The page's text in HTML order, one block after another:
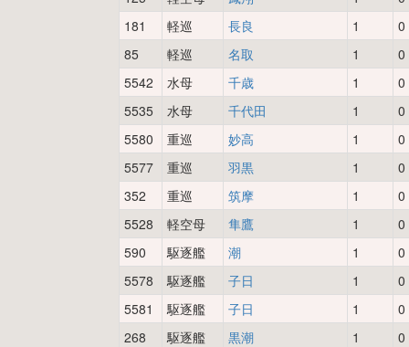
181
軽巡 長良 1
0
85
軽巡 名取 1
0
5542
水母 千歳 1
0
5535
水母 千代田 1
0
5580
重巡 妙高 1
0
5577
重巡 羽黒 1
0
352
重巡 筑摩 1
0
5528
軽空母 隼鷹 1
0
590
駆逐艦 潮 1
0
5578
駆逐艦 子日 1
0
5581
駆逐艦 子日 1
0
268
駆逐艦 黒潮 1
0